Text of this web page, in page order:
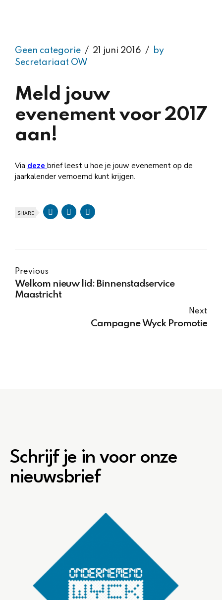
Geen categorie 21 juni 2016
by
Secretariaat OW
Meld jouw
evenement voor 2017
aan!
Via deze brief leest u hoe je jouw evenement op de
jaarkalender vernoemd kunt krijgen.
SHARE
Previous
Welkom nieuw lid: Binnenstadservice
Maastricht
Next
Campagne Wyck Promotie
Schrijf je in voor onze
nieuwsbrief